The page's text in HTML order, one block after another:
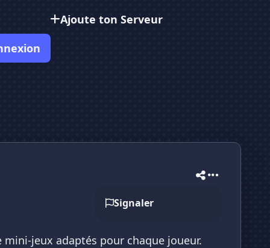
Ajoute ton Serveur
Signaler
jeux adaptés pour chaque joueur.